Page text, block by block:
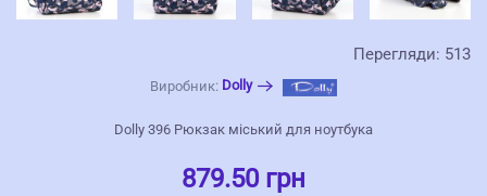
Перегляди: 513
Виробник: Dolly
Dolly 396 Рюкзак міський для ноутбука
879.50 грн